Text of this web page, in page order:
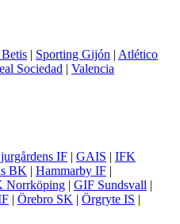
| Sporting Gijón | Atlético
Sociedad | Valencia
IF | GAIS | IFK
BK | Hammarby IF |
Norrköping | GIF Sundsvall |
| Örebro SK | Örgryte IS |